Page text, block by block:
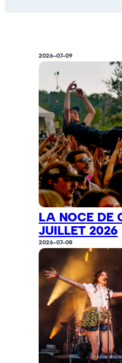
2026-07-09
LA NOCE DE
JUILLET 2026
2026-07-08